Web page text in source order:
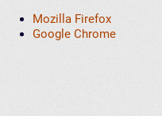
Mozilla Firefox
Google Chrome